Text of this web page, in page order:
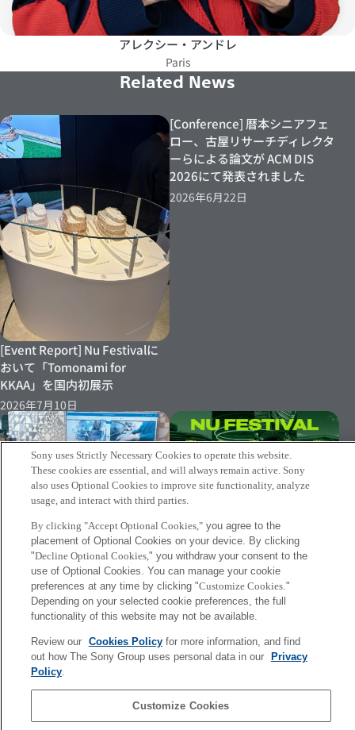
アレクシー・アンドレ
Paris
Related News
[Event Report] Nu Festivalに
おいて「Tomonami for
KKAA」を国内初展示
2026年7月10日
[Conference] 暦本シニアフェ
ロー、古屋リサーチディレクタ
ーらによる論文が ACM DIS
2026にて発表されました
2026年6月22日
[Report] Music Excellence
Academy 5年間の軌跡Music
Excellence Academy 5年間
の軌跡
2026年6月17日
Tomonami for KKAAが「NU
Festival 2026」にて展示
2026年5月19日
More
Sony uses Strictly Necessary Cookies to operate this website.
These cookies are essential, and will always remain active. Sony
also uses Optional Cookies to improve site functionality, analyze
usage, and interact with third parties.
By clicking "Accept Optional Cookies,"you agree to the
placement of Optional Cookies on your device. By clicking
"Decline Optional Cookies," you withdraw your consent to the
use of Optional Cookies. You can manage your cookie
preferences at any time by clicking "Customize Cookies."
Depending on your selected cookie preferences, the full
functionality of this website may not be available.
Review our Cookies Policyfor more information, and find
out how The Sony Group uses personal data in our
Privacy
Policy.
Customize Cookies